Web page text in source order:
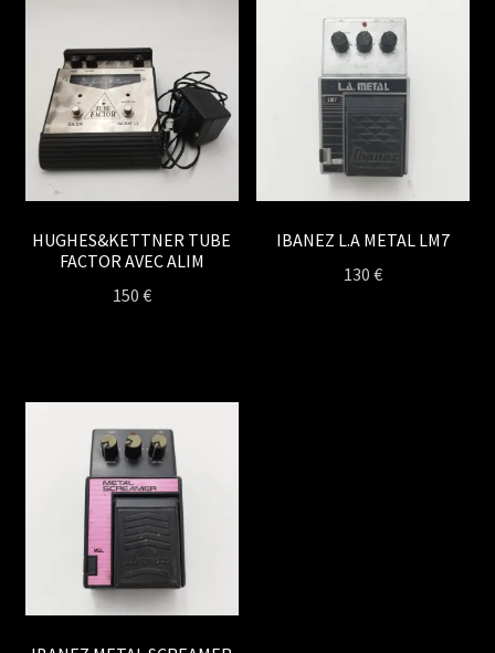
HUGHES&KETTNER TUBE
FACTOR AVEC ALIM
150 €
IBANEZ L.A METAL LM7
130€